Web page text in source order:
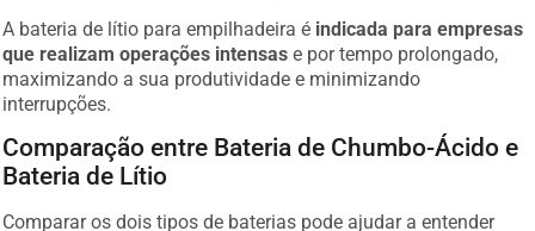
A bateria de lítio para empilhadeira é indicada para empresas
que realizam operações intensas e por tempo prolongado,
maximizando a sua produtividade e minimizando
interrupções.
Comparação entre Bateria de Chumbo-Ácido e
Bateria de Lítio
Comparar os dois tipos de baterias pode ajudar a entender